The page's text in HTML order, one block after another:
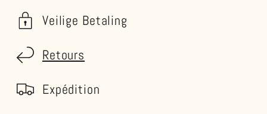
Veilige Betaling
Retours
Expédition